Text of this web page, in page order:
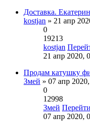
Доставка.
kostjan » 21 апр
0
19213
kostjan
21 апр 2020,
Продам катушку
Змей » 07 апр
0
12998
Змей
07 апр 2020,